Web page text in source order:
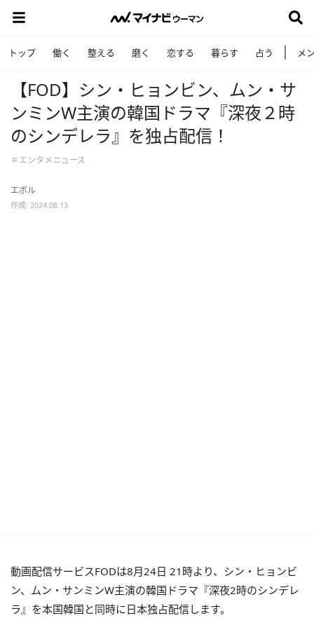
トップ 働く 整える 磨く 恋する 暮らす 占う メ
【FOD】シン・ヒョンビン、ムン・サ
ンミンW主演の韓国ドラマ『深夜２時
のシンデレラ』を独占配信！
＃エンタメニュース
エボル
作成: 2024.08.13
動画配信サービスFODは8月24日 21時より、シン・ヒョンビ
ン、ムン・サンミンW主演の韓国ドラマ『深夜2時のシンデレ
ラ』を本国韓国と同時に日本独占配信します。